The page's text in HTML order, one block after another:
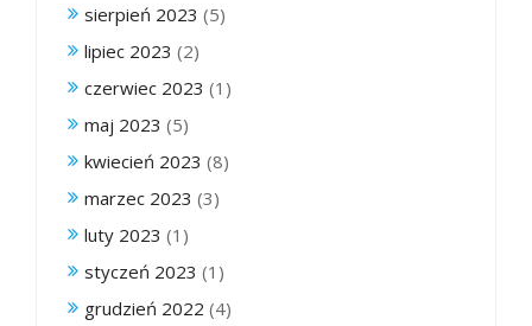
sierpień 2023 (5)
lipiec 2023 (2)
czerwiec 2023 (1)
maj 2023 (5)
kwiecień 2023 (8)
marzec 2023 (3)
luty 2023 (1)
styczeń 2023 (1)
grudzień 2022 (4)